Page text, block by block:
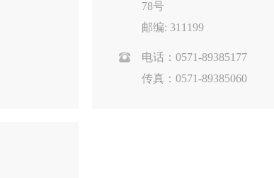
78号
邮编: 311199
电话：0571-89385177
传真：0571-89385060